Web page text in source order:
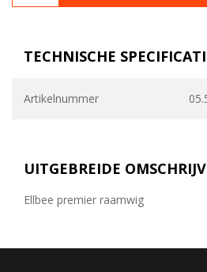
TECHNISCHE
Artikelnummer
UITGEBREIDE
Ellbee premier raamwig